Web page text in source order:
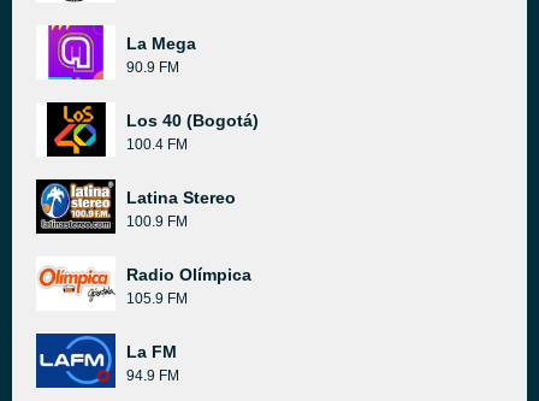
La Mega
90.9 FM
Los 40 (Bogotá)
100.4 FM
Latina Stereo
100.9 FM
Radio Olímpica
105.9 FM
La FM
94.9 FM